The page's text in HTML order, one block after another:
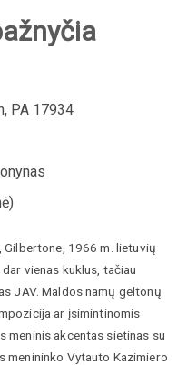
PA 17934
Gilbertone, 1966 m. lietuvių
vienas kuklus, tačiau
JAV. Maldos namų geltonų
ar įsimintinomis
meninis akcentas sietinas su
menininko Vytauto Kazimiero